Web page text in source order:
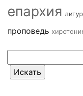
епархия
проповедь